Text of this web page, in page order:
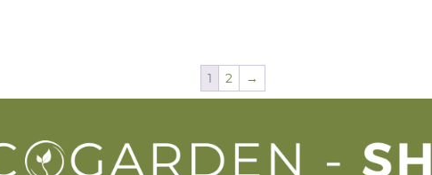
1 2 →